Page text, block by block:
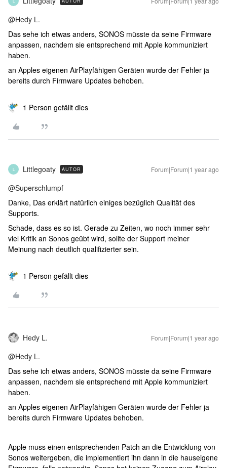
@Hedy L.
Das sehe ich etwas anders, SONOS müsste da seine Firmware
anpassen, nachdem sie entsprechend mit Apple kommuniziert
haben.
an Apples eigenen AirPlayfähigen Geräten wurde der Fehler ja
bereits durch Firmware Updates behoben.
1 Person gefällt dies
L Littlegoaty AUTOR Forum|Forum|1 year ago
@Superschlumpf
Danke, Das erklärt natürlich einiges bezüglich Qualität des
Supports.
Schade, dass es so ist. Gerade zu Zeiten, wo noch immer sehr
viel Kritik an Sonos geübt wird, sollte der Support meiner
Meinung nach deutlich qualifizierter sein.
1 Person gefällt dies
Hedy L. Forum|Forum|1 year ago
@Hedy L.
Das sehe ich etwas anders, SONOS müsste da seine Firmware
anpassen, nachdem sie entsprechend mit Apple kommuniziert
haben.
an Apples eigenen AirPlayfähigen Geräten wurde der Fehler ja
bereits durch Firmware Updates behoben.
Apple muss einen entsprechenden Patch an die Entwicklung von
Sonos weitergeben, die implementiert ihn dann in die hauseigene